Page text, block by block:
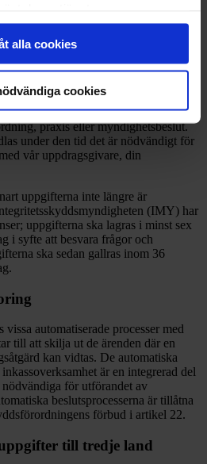
alla cookies
cookies
och redovisning
under en längre tid än vad
praxis eller myndighetsbeslut.
under den tid det är nödvändigt för
vår uppdragsgivare, din
uppgifterna inte längre är
(IMY) har
uppgifterna ska lagras i minst sex
i syfte att besvara frågor och
ska sedan gallras inom 36
automatiserade processer med
till att skilja ut de ärenden där en
kan vidtas. De automatiska
är en integrerad del
för utförandet av
beslutsprocesserna är tillåtna
förbud i artikel 22.
till tredje land